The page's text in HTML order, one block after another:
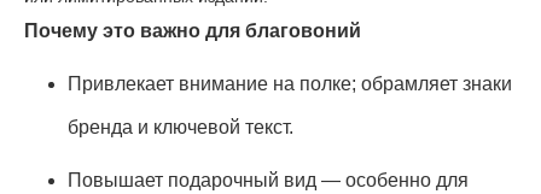
Почему это важно для благовоний
Привлекает внимание на полке; обрамляет знаки
бренда и ключевой текст.
Повышает подарочный вид — особенно для